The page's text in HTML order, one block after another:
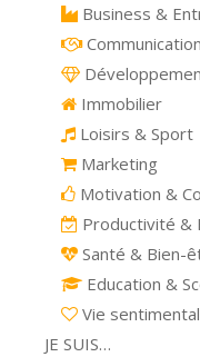
Business &
Immobilier
Loisirs & Sport
Marketing
Motivation &
Productivité &
Santé & Bien-
Education &
Vie
JE SUIS…